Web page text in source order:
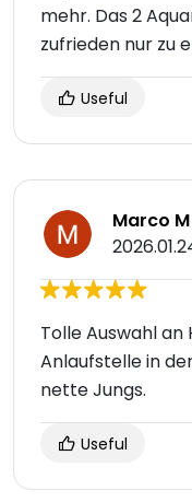
mehr. Das 2
zufrieden nur zu
Useful
Marco M
Tolle Auswahl
Anlaufstelle in
nette Jungs.
Useful